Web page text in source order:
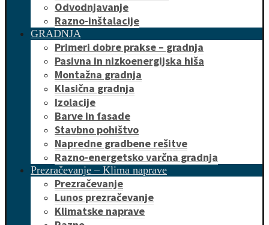
Odvodnjavanje
Razno-inštalacije
GRADNJA
Primeri dobre prakse – gradnja
Pasivna in nizkoenergijska hiša
Montažna gradnja
Klasična gradnja
Izolacije
Barve in fasade
Stavbno pohištvo
Napredne gradbene rešitve
Razno-energetsko varčna gradnja
Prezračevanje – Klima naprave
Prezračevanje
Lunos prezračevanje
Klimatske naprave